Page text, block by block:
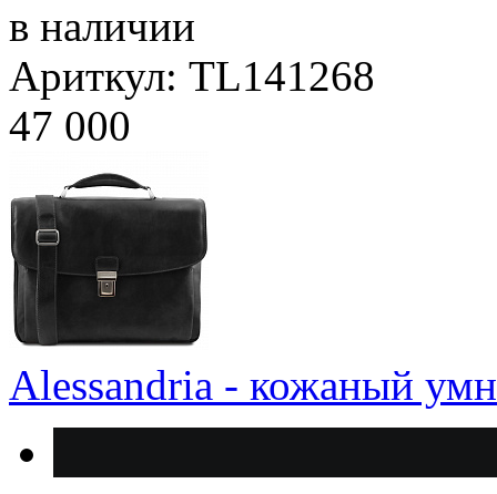
в наличии
Ариткул: TL141268
47 000
Alessandria - кожаный